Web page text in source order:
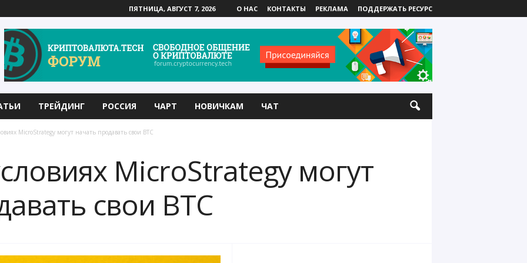
ПЯТНИЦА, АВГУСТ 7, 2026 О НАС КОНТАКТЫ РЕКЛАМА ПОДДЕРЖАТЬ РЕСУРС
ТРЕЙДИНГ РОССИЯ ЧАРТ НОВИЧКАМ ЧАТ
MicroStrategy могут начать продавать свои BTC
MicroStrategy могут
свои BTC